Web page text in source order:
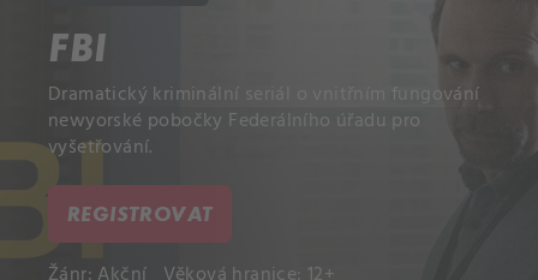
FBI
Dramatický kriminální seriál o vnitřním fungování
newyorské pobočky Federálního úřadu pro
vyšetřování.
REGISTROVAT